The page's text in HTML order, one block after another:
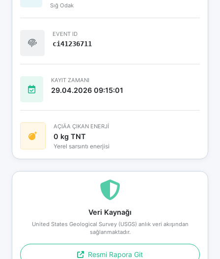
Sığ Odak
EVENT ID
ci41236711
KAYIT ZAMANI
29.04.2026 09:15:01
AÇIÄA ÇIKAN ENERJİ
0 kg TNT
Yerel sarsıntı enerjisi
Veri Kaynağı
United States Geological Survey (USGS) anlık veri akışından
sağlanmaktadır.
Resmi Rapora Git